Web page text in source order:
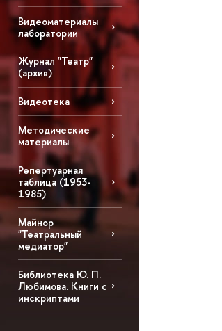
Видеоматериалы
лаборатории
Журнал "Театр"
(архив)
Видеотека
Методические
материалы
Репертуарная
таблица (1953-
1985)
Майнор
"Театральный
медиатор"
Библиотека Ю. П.
Любимова. Книги с
инскриптами